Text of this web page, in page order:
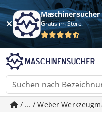
Maschinensucher
Gratis im Store
/ ... / Weber